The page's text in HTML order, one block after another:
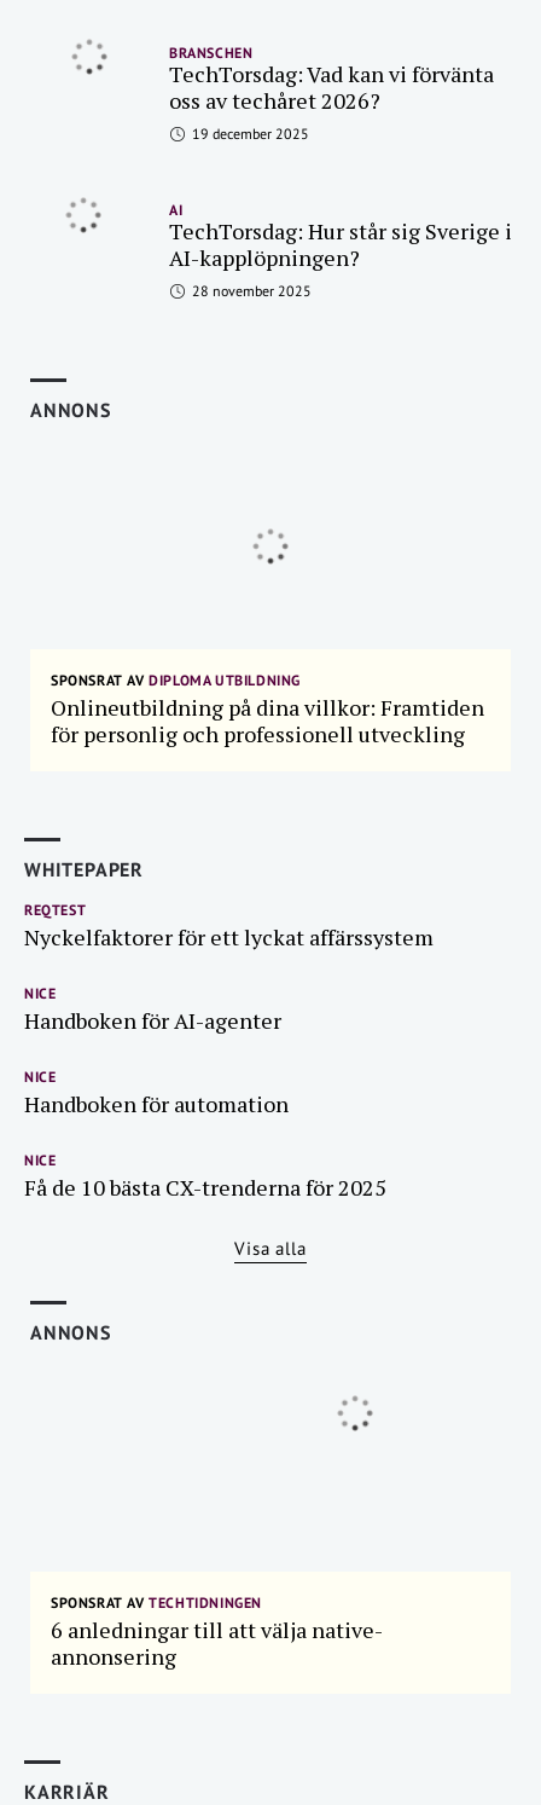
BRANSCHEN
TechTorsdag: Vad kan vi förvänta
oss av techåret 2026?
19 december 2025
AI
TechTorsdag: Hur står sig Sverige i
AI-kapplöpningen?
28 november 2025
ANNONS
SPONSRAT AVDIPLOMA UTBILDNING
Onlineutbildning på dina villkor: Framtiden
för personlig och professionell utveckling
WHITEPAPER
REQTEST
Nyckelfaktorer för ett lyckat affärssystem
NICE
Handboken för AI-agenter
NICE
Handboken för automation
NICE
Få de 10 bästa CX-trenderna för 2025
Visa alla
ANNONS
SPONSRAT AVTECHTIDNINGEN
6 anledningar till att välja native-
annonsering
KARRIÄR